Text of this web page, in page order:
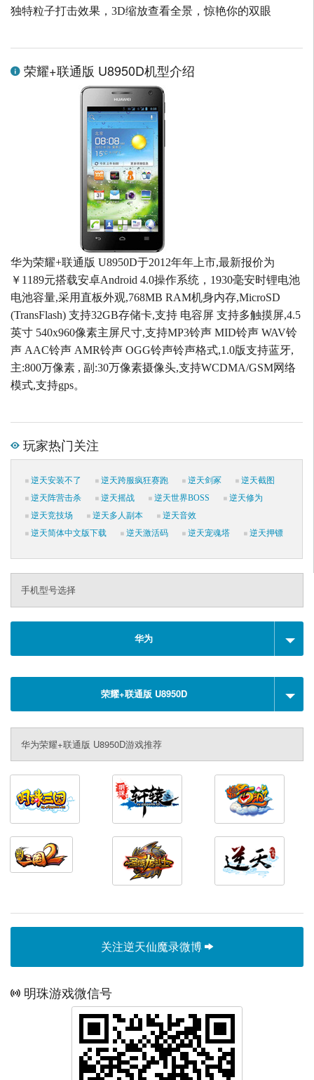
独特粒子打击效果， 3D缩放查看全景，惊艳你的双眼
荣耀+联通版 U8950D机型介绍
华为荣耀+联通版 U8950D于2012年年上市,最新报价为
￥1189元搭载安卓Android 4.0操作系统，1930毫安时锂电池
电池容量,采用直板外观,768MB RAM机身内存,MicroSD
(TransFlash) 支持32GB存储卡,支持 电容屏 支持多触摸屏,4.5
英寸 540x960像素主屏尺寸,支持MP3铃声 MID铃声 WAV铃
声 AAC铃声 AMR铃声 OGG铃声铃声格式,1.0版支持蓝牙,
主:800万像素 , 副:30万像素摄像头,支持WCDMA/GSM网络
模式,支持gps。
玩家热门关注
逆天安装不了 逆天跨服疯狂赛跑 逆天剑冢
逆天截图
逆天阵营击杀
逆天摇战 逆天世界BOSS
逆天修为
逆天竞技场
逆天多人副本
逆天音效
逆天简体中文版下载
逆天激活码 逆天宠魂塔 逆天押镖
手机型号选择
华为
荣耀+联通版 U8950D
华为荣耀+联通版 U8950D游戏推荐
关注逆天仙魔录微博
明珠游戏微信号